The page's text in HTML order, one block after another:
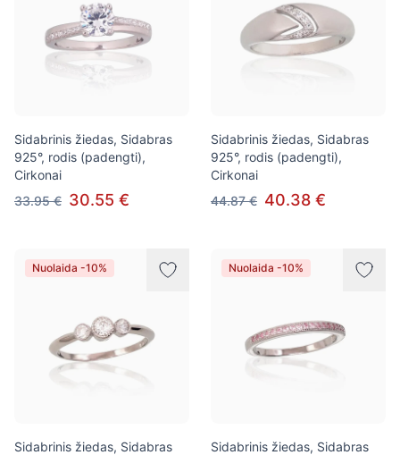
Sidabrinis žiedas, Sidabras
925°, rodis (padengti),
Cirkonai
33.95 € 30.55 €
Sidabrinis žiedas, Sidabras
925°, rodis (padengti),
Cirkonai
44.87 € 40.38 €
Nuolaida -10%
Sidabrinis žiedas, Sidabras
Nuolaida -10%
Sidabrinis žiedas, Sidabras